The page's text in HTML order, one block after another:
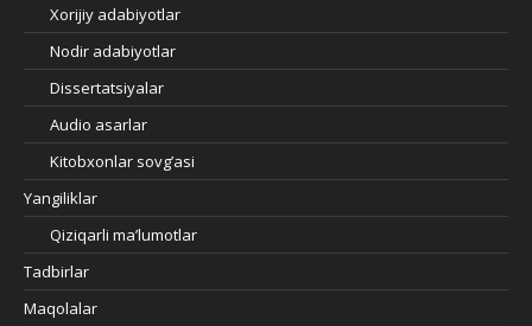
Xorijiy adabiyotlar
Nodir adabiyotlar
Dissertatsiyalar
Audio asarlar
Kitobxonlar sovg’asi
Yangiliklar
Qiziqarli ma’lumotlar
Tadbirlar
Maqolalar